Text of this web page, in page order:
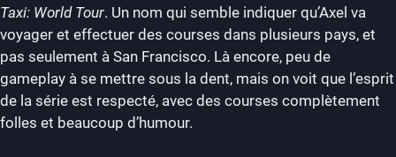
Taxi: World Tour. Un nom qui semble indiquer qu’Axel va
voyager et effectuer des courses dans plusieurs pays, et
pas seulement à San Francisco. Là encore, peu de
gameplay à se mettre sous la dent, mais on voit que l’esprit
de la série est respecté, avec des courses complètement
folles et beaucoup d’humour.